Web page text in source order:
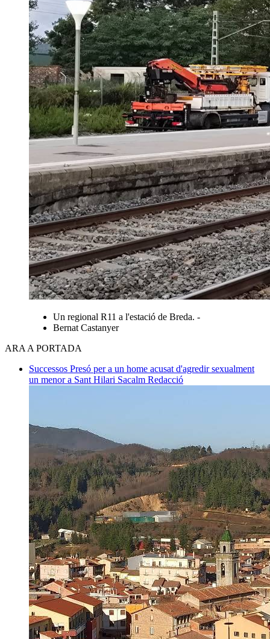
Un regional R11 a l'estació de Breda. -
Bernat Castanyer
ARA A PORTADA
Successos Presó per a un home acusat d'agredir sexualment
un menor a Sant Hilari Sacalm Redacció